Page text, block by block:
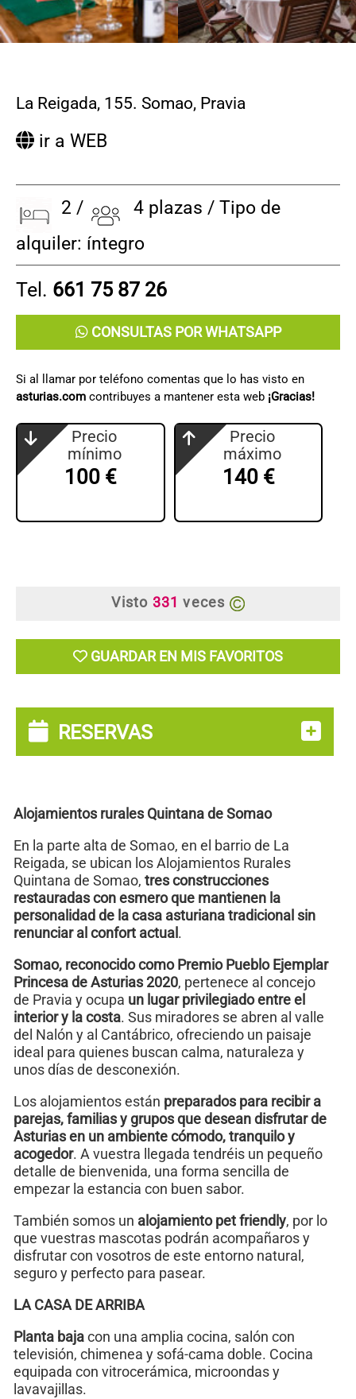
La Reigada, 155. Somao, Pravia
ir a WEB
2 /
4 plazas / Tipo de
alquiler: íntegro
Tel. 661 75 87 26
CONSULTAS POR WHATSAPP
Si al llamar por teléfono comentas que lo has visto en
asturias.com contribuyes a mantener esta web ¡Gracias!
Precio
mínimo
100 €
Precio
máximo
140 €
Visto 331 veces
GUARDAR EN MIS FAVORITOS
RESERVAS
Alojamientos rurales Quintana de Somao
En la parte alta de Somao, en el barrio de La
Reigada, se ubican los Alojamientos Rurales
Quintana de Somao, tres construcciones
restauradas con esmero que mantienen la
personalidad de la casa asturiana tradicional sin
renunciar al confort actual.
Somao, reconocido como Premio Pueblo Ejemplar
Princesa de Asturias 2020, pertenece al concejo
de Pravia y ocupa un lugar privilegiado entre el
interior y la costa. Sus miradores se abren al valle
del Nalón y al Cantábrico, ofreciendo un paisaje
ideal para quienes buscan calma, naturaleza y
unos días de desconexión.
Los alojamientos están preparados para recibir a
parejas, familias y grupos que desean disfrutar de
Asturias en un ambiente cómodo, tranquilo y
acogedor. A vuestra llegada tendréis un pequeño
detalle de bienvenida, una forma sencilla de
empezar la estancia con buen sabor.
También somos un alojamiento pet friendly, por lo
que vuestras mascotas podrán acompañaros y
disfrutar con vosotros de este entorno natural,
seguro y perfecto para pasear.
LA CASA DE ARRIBA
Planta bajacon una amplia cocina, salón con
televisión, chimenea y sofá-cama doble. Cocina
equipada con vitrocerámica, microondas y
lavavajillas.